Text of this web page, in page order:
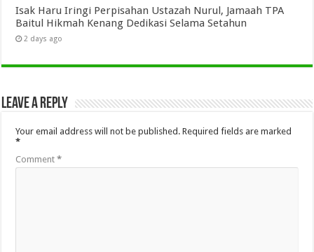
Isak Haru Iringi Perpisahan Ustazah Nurul, Jamaah TPA
Baitul Hikmah Kenang Dedikasi Selama Setahun
2 days ago
Leave a Reply
Your email address will not be published. Required fields are marked
*
Comment*